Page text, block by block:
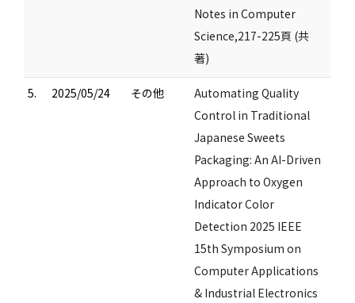
Notes in Computer
Science,217-225頁 (共
著)
5. 2025/05/24 その他
Automating Quality
Control in Traditional
Japanese Sweets
Packaging: An AI-Driven
Approach to Oxygen
Indicator Color
Detection 2025 IEEE
15th Symposium on
Computer Applications
& Industrial Electronics